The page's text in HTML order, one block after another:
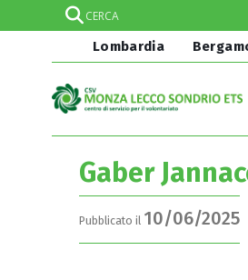
Lombardia
Gaber
Pubblicato il 10/06/2025